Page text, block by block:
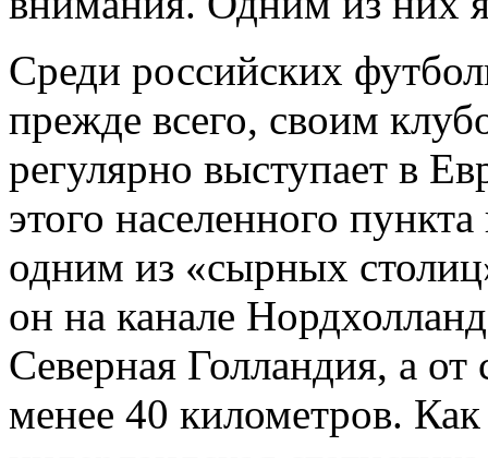
Среди российских
прежде всего, своим
регулярно выступает в
этого населенного
одним из «сырных
он на канале
Северная Голландия, а от
менее 40 километров. Как